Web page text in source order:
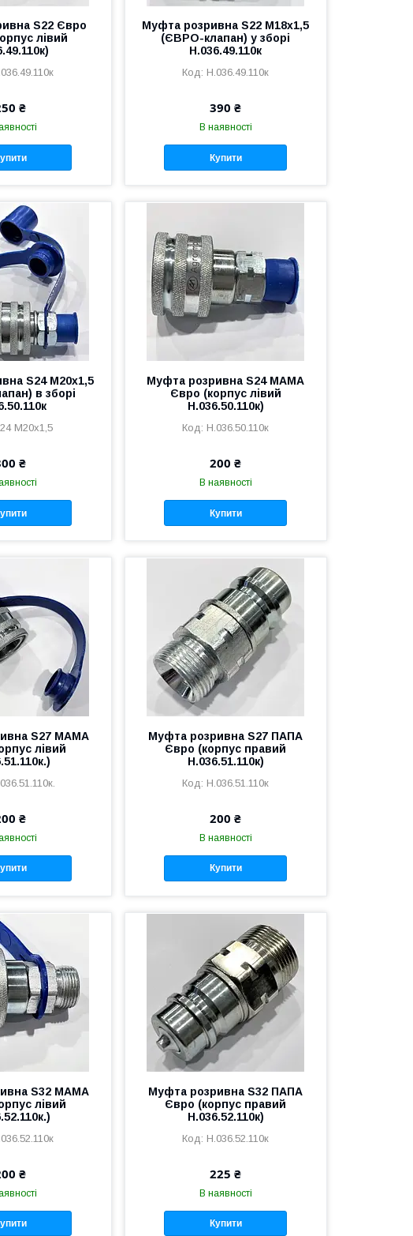
S22 Євро
лівий
₴
Муфта розривна S22 М18х1,5
(ЄВРО-клапан) у зборі
Н.036.49.110к
Н.036.49.110к
390 ₴
В наявності
Купити
S24 М20х1,5
в зборі
М20х1,5
₴
Муфта розривна S24 МАМА
Євро (корпус лівий
Н.036.50.110к)
Н.036.50.110к
200 ₴
В наявності
Купити
S27 МАМА
лівий
₴
Муфта розривна S27 ПАПА
Євро (корпус правий
Н.036.51.110к)
Н.036.51.110к
200 ₴
В наявності
Купити
S32 МАМА
лівий
₴
Муфта розривна S32 ПАПА
Євро (корпус правий
Н.036.52.110к)
Н.036.52.110к
225 ₴
В наявності
Купити